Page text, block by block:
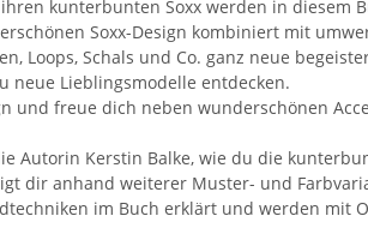
kunterbunten Soxx werden in diesem
Soxx-Design kombiniert mit
Loops, Schals und Co. ganz neue
neue Lieblingsmodelle entdecken.
und freue dich neben wunderschönen
Autorin Kerstin Balke, wie du die
dir anhand weiterer Muster- und
im Buch erklärt und werden mit